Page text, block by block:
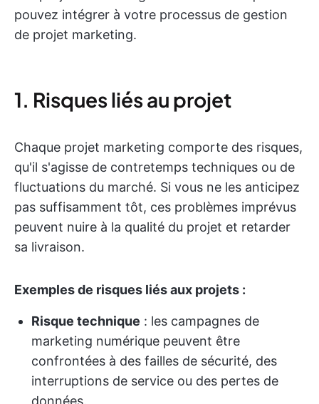
pouvez intégrer à votre processus de gestion
de projet marketing.
1. Risques liés au projet
Chaque projet marketing comporte des risques,
qu'il s'agisse de contretemps techniques ou de
fluctuations du marché. Si vous ne les anticipez
pas suffisamment tôt, ces problèmes imprévus
peuvent nuire à la qualité du projet et retarder
sa livraison.
Exemples de risques liés aux projets :
Risque technique : les campagnes de
marketing numérique peuvent être
confrontées à des failles de sécurité, des
interruptions de service ou des pertes de
données.